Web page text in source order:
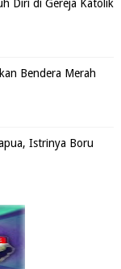
Diri di Gereja Katolik
Bendera Merah
Istrinya Boru